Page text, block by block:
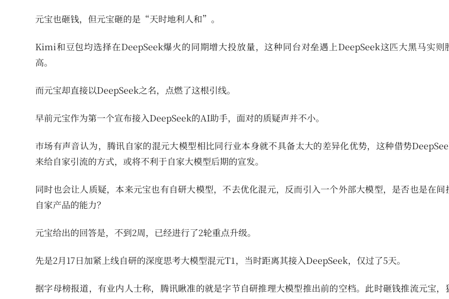
元宝也砸钱，但元宝砸的是“天时地利人和”。
Kimi和豆包均选择在DeepSeek爆火的同期增大投放量，这种同台对垒遇上DeepSeek这匹大黑马实则
高。
而元宝却直接以DeepSeek之名，点燃了这根引线。
早前元宝作为第一个宣布接入DeepSeek的AI助手，面对的质疑声并不小。
市场有声音认为，腾讯自家的混元大模型相比同行业本身就不具备太大的差异化优势，这种借势
来给自家引流的方式，或将不利于自家大模型后期的宣发。
同时也会让人质疑，本来元宝也有自研大模型，不去优化混元，反而引入一个外部大模型，是否也是在间
自家产品的能力？
元宝给出的回答是，不到2周，已经进行了2轮重点升级。
先是2月17日加紧上线自研的深度思考大模型混元T1，当时距离其接入DeepSeek，仅过了5天。
据字母榜报道，有业内人士称，腾讯瞅准的就是字节自研推理大模型推出前的空档。此时砸钱推流元宝，